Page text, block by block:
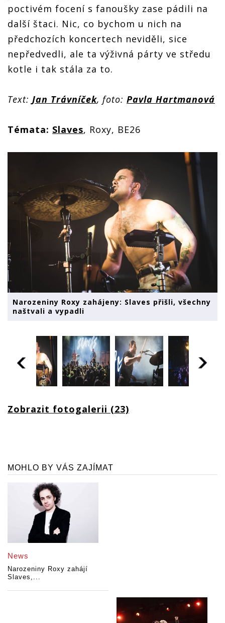
poctivém focení s fanoušky zase pádili na
další štaci. Nic, co bychom u nich na
předchozích koncertech neviděli, sice
nepředvedli, ale ta výživná párty ve středu
kotle i tak stála za to.
Text: Jan Trávníček, foto: Pavla Hartmanová
Témata: Slaves, Roxy, BE26
Narozeniny Roxy zahájeny: Slaves přišli, všechny
naštvali a vypadli
Zobrazit fotogalerii (23)
MOHLO BY VÁS ZAJÍMAT
News
Narozeniny Roxy zahájí
Slaves,...